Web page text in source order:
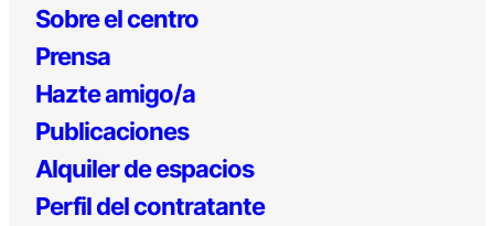
Sobre el centro
Prensa
Hazte amigo/a
Publicaciones
Alquiler de espacios
Perfil del contratante